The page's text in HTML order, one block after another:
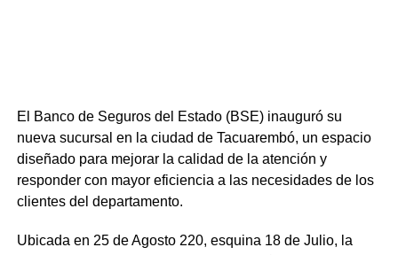
El Banco de Seguros del Estado (BSE) inauguró su
nueva sucursal en la ciudad de Tacuarembó, un espacio
diseñado para mejorar la calidad de la atención y
responder con mayor eficiencia a las necesidades de los
clientes del departamento.
Ubicada en 25 de Agosto 220, esquina 18 de Julio, la